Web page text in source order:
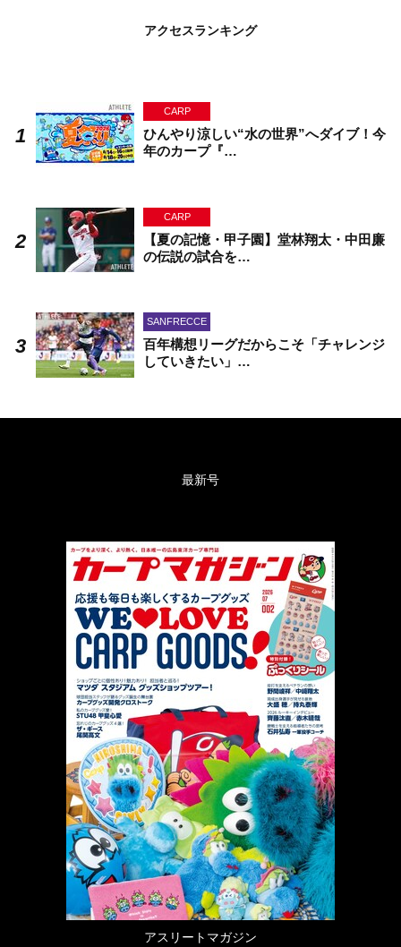
アクセスランキング
CARP
ひんやり涼しい“水の世界”へダイブ！今
年のカープ『…
CARP
【夏の記憶・甲子園】堂林翔太・中田廉
の伝説の試合を…
SANFRECCE
百年構想リーグだからこそ「チャレンジ
していきたい」…
最新号
アスリートマガジン